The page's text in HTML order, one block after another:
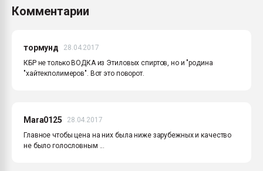
Комментарии
тормунд
28.04.2017
КБР не только ВОДКА из Этиловых спиртов, но и "родина
"хайтекполимеров". Вот это поворот.
Mara0125
28.04.2017
Главное чтобы цена на них была ниже зарубежных и качество
не было голословным ...